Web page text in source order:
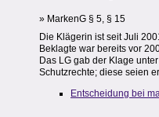
» MarkenG § 5, § 15
Die Klägerin ist seit Juli
Beklagte war bereits vor
Das LG gab der Klage
Schutzrechte; diese seien
Entscheidung bei